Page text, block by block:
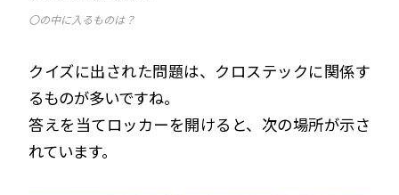
〇の中に入るものは？
クイズに出された問題は、クロステックに関係す
るものが多いですね。
答えを当てロッカーを開けると、次の場所が示さ
れています。